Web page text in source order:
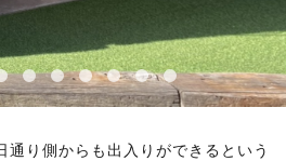
通り側からも出入りができるという